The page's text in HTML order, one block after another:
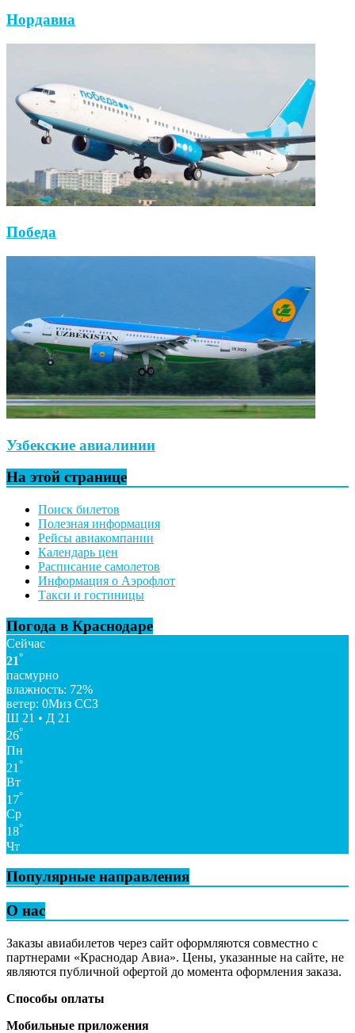
Нордавиа
Победа
Узбекские авиалинии
На этой странице
Поиск билетов
Полезная информация
Рейсы авиакомпании
Календарь цен
Расписание самолетов
Информация о Аэрофлот
Такси и гостиницы
Погода в Краснодаре
Сейчас
21°
пасмурно
влажность: 72%
ветер: 0Миз ССЗ
Ш 21 • Д 21
26°
Пн
21 °
Вт
17°
Ср
18°
Чт
Популярные направления
О нас
Заказы авиабилетов через сайт оформляются совместно с
партнерами «Краснодар Авиа». Цены, указанные на сайте, не
являются публичной офертой до момента оформления заказа.
Способы оплаты
Мобильные приложения